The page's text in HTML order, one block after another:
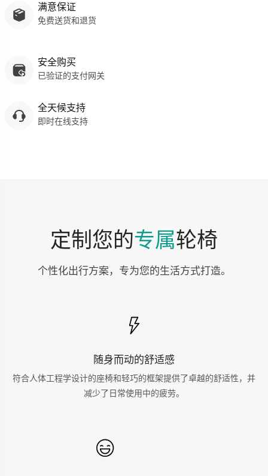
满意保证
免费送货和退货
安全购买
已验证的支付网关
全天候支持
即时在线支持
定制您的专属轮椅
个性化出行方案，专为您的生活方式打造。
随身而动的舒适感
符合人体工程学设计的座椅和轻巧的框架提供了卓越的舒适性，并
减少了日常使用中的疲劳。